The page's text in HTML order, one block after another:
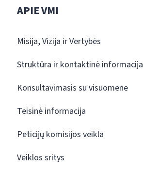
APIE VMI
Misija, Vizija ir Vertybės
Struktūra ir kontaktinė informacija
Konsultavimasis su visuomene
Teisinė informacija
Peticijų komisijos veikla
Veiklos sritys